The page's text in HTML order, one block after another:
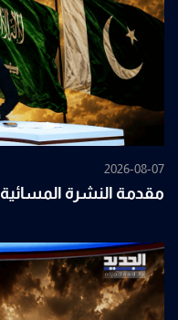
2026-08-07
مقدمة النشرة المسائية 07-08-2026